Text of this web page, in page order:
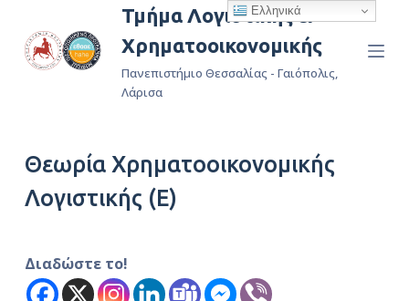
ε
σ
σ
ο
Τμήμα Λογιστικής &
Χρηματοοικονομικής
Πανεπιστήμιο Θεσσαλίας - Γαιόπολις,
Λάρισα
Θεωρία Χρηματοοικονομικής
Λογιστικής (E)
Διαδώστε το!
Ελληνικά